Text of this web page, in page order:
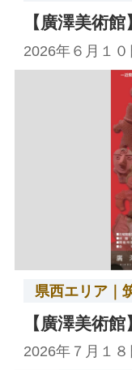
【廣澤美術
2026年６月１０
県西エリア｜
【廣澤美術
2026年７月１８